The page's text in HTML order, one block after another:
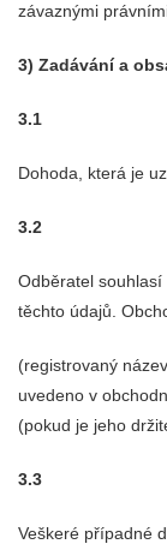
závaznými
3) Zadávání a
3.1
Dohoda, která je
3.2
Odběratel
těchto údajů.
(registrovaný
uvedeno v
(pokud je jeho
3.3
Veškeré případné